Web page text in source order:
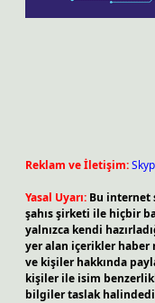
Reklam ve İletişim:
Yasal Uyarı: Bu internet
şahıs şirketi ile hiçbir
yalnızca kendi
yer alan içerikler haber
ve kişiler hakkında
kişiler ile isim
bilgiler taslak